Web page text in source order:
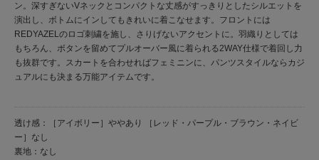
ン。深すぎないVネックとコンパクトな丈感がすっきりとしたシルエットを
演出し、ボトムにインしてもきれいに着こなせます。フロントには
REDYAZELのロゴ刺繍を施し、さりげないアクセントに。羽織りとしては
もちろん、ボタンを留めてプルオーバー風に着られる2WAY仕様で着回し力
も抜群です。スカートを合わせればフェミニンに、パンツスタイルならカジ
ュアルにも決まる万能アイテムです。
透け感：［アイボリー］ややあり ［レッド・パープル・ブラウン・ネイビ
ー］なし
裏地：なし